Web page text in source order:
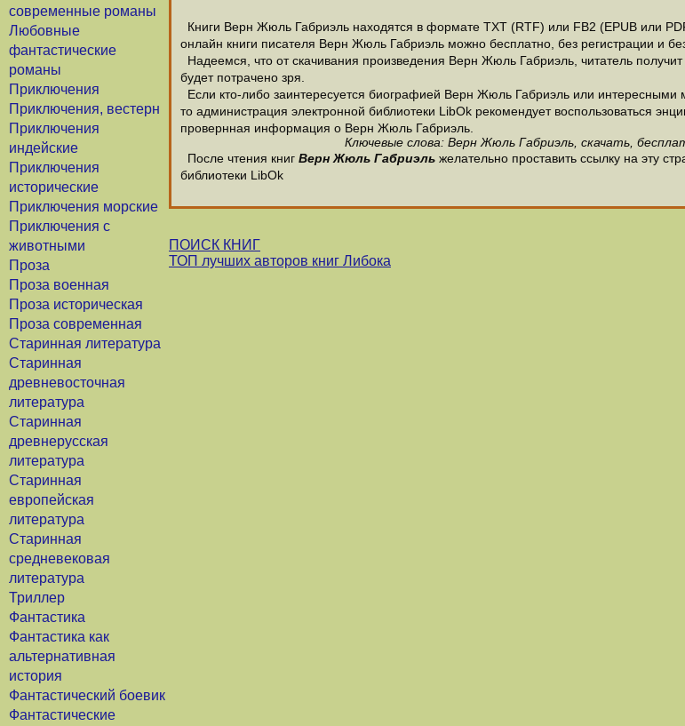
современные романы
Любовные
фантастические
романы
Приключения
Приключения, вестерн
Приключения
индейские
Приключения
исторические
Приключения морские
Приключения с
животными
Проза
Проза военная
Проза историческая
Проза современная
Старинная литература
Старинная
древневосточная
литература
Старинная
древнерусская
литература
Старинная
европейская
литература
Старинная
средневековая
литература
Триллер
Фантастика
Фантастика как
альтернативная
история
Фантастический боевик
Фантастические
Книги Верн Жюль Габриэль находятся в формате ТХТ (RTF) или FB2 (EPUB или
онлайн книги писателя Верн Жюль Габриэль можно бесплатно, без регистрации и
Надеемся, что от скачивания произведения Верн Жюль Габриэль, читатель
будет потрачено зря.
Если кто-либо заинтересуется биографией Верн Жюль Габриэль или
то администрация электронной библиотеки LibOk рекомендует воспользоваться
провернная информация о Верн Жюль Габриэль.
Ключевые слова: Верн Жюль Габриэль, скачать,
После чтения книг Верн Жюль Габриэль желательно проставить ссылку на эту
библиотеки LibOk
ПОИСК КНИГ
ТОП лучших авторов книг Либока